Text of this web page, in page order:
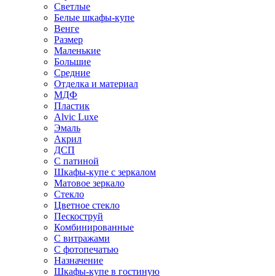
Светлые
Белые шкафы-купе
Венге
Размер
Маленькие
Большие
Средние
Отделка и материал
МДФ
Пластик
Alvic Luxe
Эмаль
Акрил
ДСП
С патиной
Шкафы-купе с зеркалом
Матовое зеркало
Стекло
Цветное стекло
Пескоструй
Комбинированные
С витражами
С фотопечатью
Назначение
Шкафы-купе в гостиную